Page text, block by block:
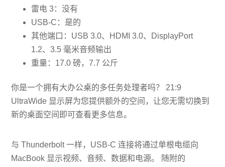
雷电 3：没有
USB-C：是的
其他端口：USB 3.0、HDMI 3.0、DisplayPort
1.2、3.5 毫米音频输出
重量：17.0 磅，7.7 公斤
你是一个拥有大办公桌的多任务处理者吗？ 21:9
UltraWide 显示屏为您提供额外的空间，让您无需切换到
新的桌面空间即可查看更多信息。
与 Thunderbolt 一样，USB-C 连接将通过单根电缆向
MacBook 显示视频、音频、数据和电源。 随附的